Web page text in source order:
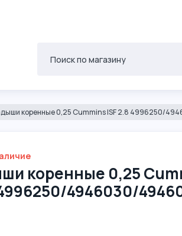
коренные 0,25 Cummins ISF 2.8 4996250/
коренные 0,25
4946030/